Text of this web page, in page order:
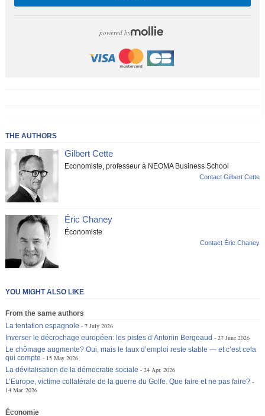
powered by
THE AUTHORS
Gilbert Cette
Economiste, professeur à NEOMA Business School
Contact Gilbert Cette
Éric Chaney
Économiste
Contact Éric Chaney
YOU MIGHT ALSO LIKE
From the same authors
La tentation espagnole
7 July 2026
Inverser le décrochage européen: les pistes d’Antonin Bergeaud
27 June 2026
Le chômage augmente? Oui, mais le taux d’emploi reste stable — et c’est cela
qui compte
15 May 2026
La dévitalisation de la démocratie sociale
24 Apr. 2026
L’Europe, victime collatérale de la guerre du Golfe. Que faire et ne pas faire?
14 Mar. 2026
Économie